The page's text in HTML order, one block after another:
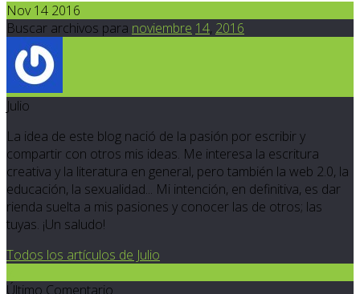
Nov 14 2016
Buscar archivos para noviembre 14, 2016
Julio
La idea de este blog nació de la pasión por escribir y
compartir con otros mis ideas. Me interesa la escritura
creativa y la literatura en general, pero también la web 2.0, la
educación, la sexualidad... Mi intención, en definitiva, es dar
rienda suelta a mis pasiones y conocer las de otros; las
tuyas. ¡Un saludo!
Todos los artículos de Julio
Último Comentario